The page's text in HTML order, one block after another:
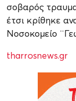
σοβαρός
έτσι κρίθηκε
Νοσοκομείο
tharrosnews.gr